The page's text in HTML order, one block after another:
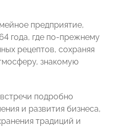
предприятие,
года, где по-прежнему
рецептов, сохраняя
знакомую
подробно
и развития бизнеса,
традиций и